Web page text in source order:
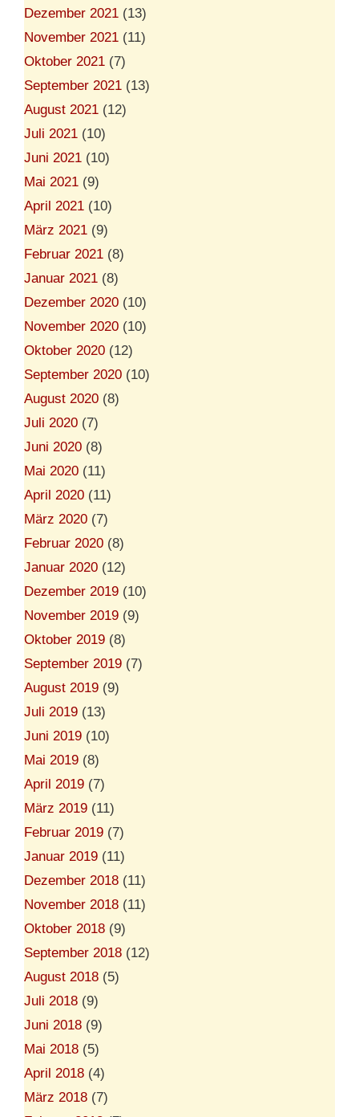
Dezember 2021 (13)
November 2021 (11)
Oktober 2021 (7)
September 2021 (13)
August 2021 (12)
Juli 2021 (10)
Juni 2021 (10)
Mai 2021 (9)
April 2021 (10)
März 2021 (9)
Februar 2021 (8)
Januar 2021 (8)
Dezember 2020 (10)
November 2020 (10)
Oktober 2020 (12)
September 2020 (10)
August 2020 (8)
Juli 2020 (7)
Juni 2020 (8)
Mai 2020 (11)
April 2020 (11)
März 2020 (7)
Februar 2020 (8)
Januar 2020 (12)
Dezember 2019 (10)
November 2019 (9)
Oktober 2019 (8)
September 2019 (7)
August 2019 (9)
Juli 2019 (13)
Juni 2019 (10)
Mai 2019 (8)
April 2019 (7)
März 2019 (11)
Februar 2019 (7)
Januar 2019 (11)
Dezember 2018 (11)
November 2018 (11)
Oktober 2018 (9)
September 2018 (12)
August 2018 (5)
Juli 2018 (9)
Juni 2018 (9)
Mai 2018 (5)
April 2018 (4)
März 2018 (7)